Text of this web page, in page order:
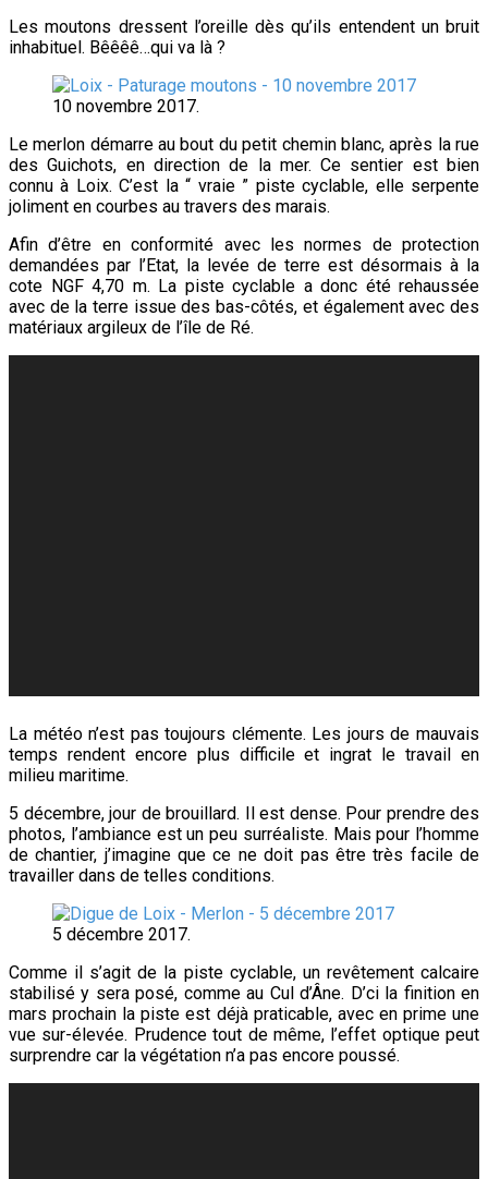
Les moutons dressent l’oreille dès qu’ils entendent un bruit
inhabituel. Bêêêê…qui va là ?
10 novembre 2017.
Le merlon démarre au bout du petit chemin blanc, après la rue
des Guichots, en direction de la mer. Ce sentier est bien
connu à Loix. C’est la “ vraie ” piste cyclable, elle serpente
joliment en courbes au travers des marais.
Afin d’être en conformité avec les normes de protection
demandées par l’Etat, la levée de terre est désormais à la
cote NGF 4,70 m. La piste cyclable a donc été rehaussée
avec de la terre issue des bas-côtés, et également avec des
matériaux argileux de l’île de Ré.
La météo n’est pas toujours clémente. Les jours de mauvais
temps rendent encore plus difficile et ingrat le travail en
milieu maritime.
5 décembre, jour de brouillard. Il est dense. Pour prendre des
photos, l’ambiance est un peu surréaliste. Mais pour l’homme
de chantier, j’imagine que ce ne doit pas être très facile de
travailler dans de telles conditions.
5 décembre 2017.
Comme il s’agit de la piste cyclable, un revêtement calcaire
stabilisé y sera posé, comme au Cul d’Âne. D’ci la finition en
mars prochain la piste est déjà praticable, avec en prime une
vue sur-élevée. Prudence tout de même, l’effet optique peut
surprendre car la végétation n’a pas encore poussé.